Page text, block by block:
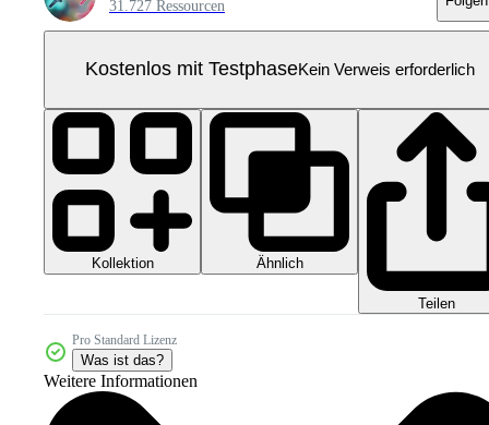
31.727 Ressourcen
Kostenlos mit TestphaseKein Verweis erforderlich
Kollektion Ähnlich
Teilen
Pro Standard Lizenz
Was ist das?
Weitere Informationen